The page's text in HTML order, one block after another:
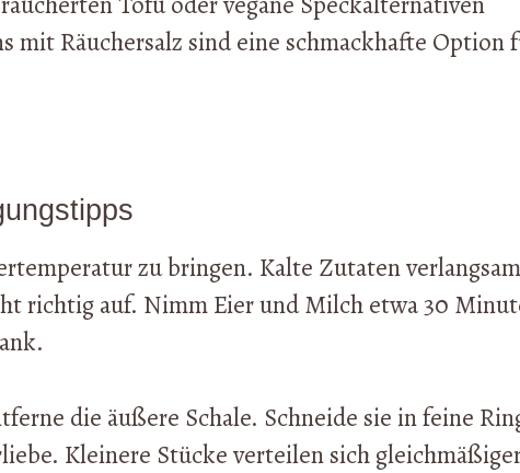
mit Räuchersalz sind eine schmackhafte Option
zu bringen. Kalte Zutaten
richtig auf. Nimm Eier und Milch etwa 30
die äußere Schale. Schneide sie in feine
Kleinere Stücke verteilen sich